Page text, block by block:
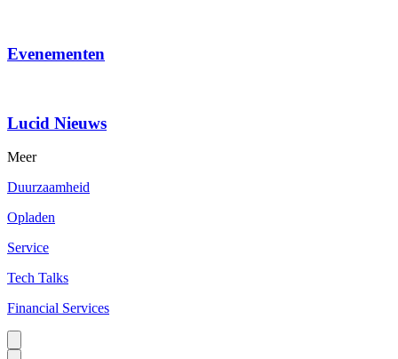
Evenementen
Lucid Nieuws
Meer
Duurzaamheid
Opladen
Service
Tech Talks
Financial Services